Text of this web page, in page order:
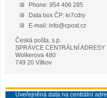
Phone: 954 406 285
Data box ČP: kr7cdry
E-mail: info@cpost.cz
Česká pošta, s.p.
SPRÁVCE CENTRÁLNÍ ADRESY
Wolkerova 480
749 20 Vítkov
Uveřejněná data na centrální